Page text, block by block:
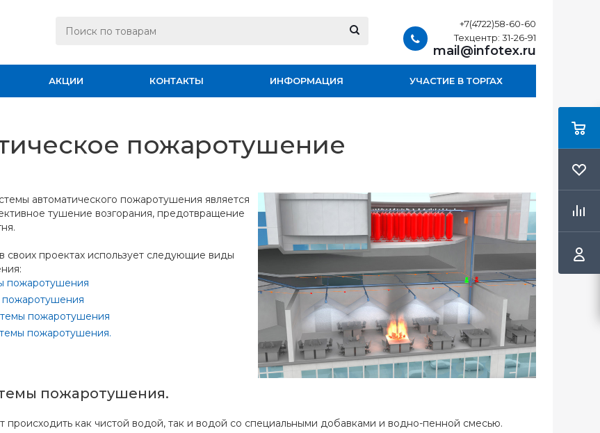
+7(4722)58-60-60
Техцентр: 31-26-91
mail@infotex.ru
АКЦИИ КОНТАКТЫ ИНФОРМАЦИЯ УЧАСТИЕ В ТОРГАХ
пожаротушение
автоматического пожаротушения является
тушение возгорания, предотвращение
своих проектах использует следующие виды
пожаротушения
пожаротушения
пожаротушения
пожаротушения.
пожаротушения.
происходить как чистой водой, так и водой со специальными добавками и водно-пенной смесью.